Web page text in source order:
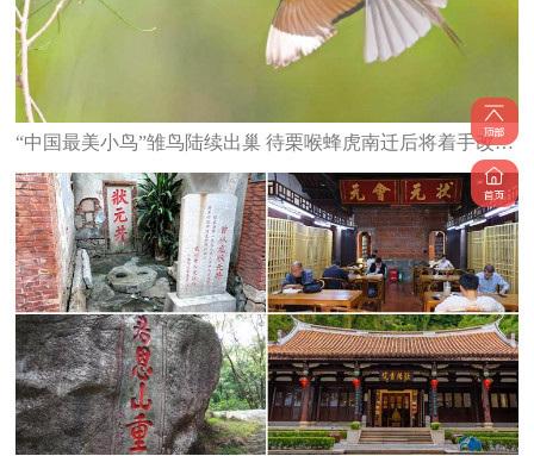
“中国最美小鸟”雏鸟陆续出巢 待栗喉蜂虎南迁后将着手改造栖息地